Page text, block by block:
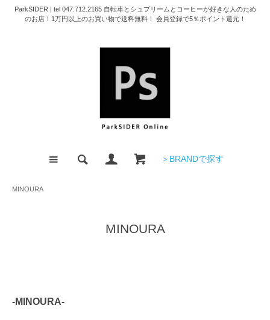
ParkSIDER | tel 047.712.2165 自転車とシュプリームとコーヒーが好きな人のため
のお店！1万円以上のお買い物で送料無料！ 会員登録で5％ポイント還元！
＞BRANDで探す
MINOURA
MINOURA
-MINOURA-